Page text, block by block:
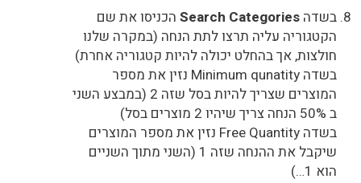
בשדה Search Categories הכניסו את שם
הקטגוריה עליה תרצו לתת הנחה (במקרה שלנו
חולצות, אך בהחלט יכולה להיות קטגוריה אחרת)
בשדה Minimum qunatity נזין את מספר
המוצרים שצריך להיות בסל שזה 2 (במבצע השני
ב 50% הנחה צריך שיהיו 2 מוצרים בסל)
בשדה Free Quantity נזין את מספר המוצרים
שיקבל את ההנחה שזה 1 (השני מתוך השניים
הוא 1…)